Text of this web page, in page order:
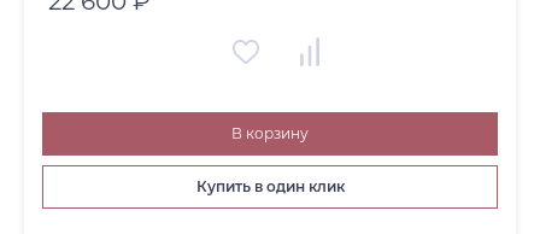
В корзину
Купить в один клик